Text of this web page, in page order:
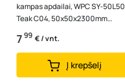
kampas apdailai, WPC SY-50L50
Teak C04, 50x50x2300mm
1vnt.-2,3m.
799 € / vnt.
Į krepšelį